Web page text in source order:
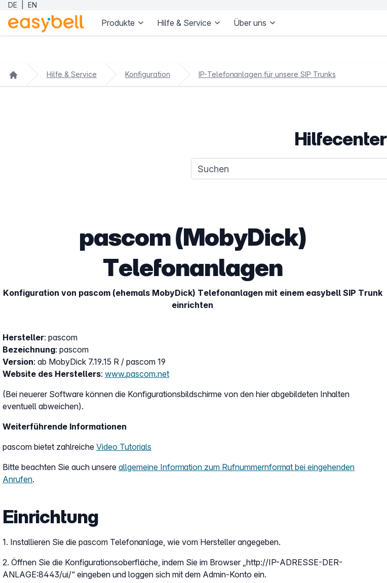
Zum Hauptinhalt springen
DE EN
Produkte Hilfe & Service Über uns
Hilfe & Service Konfiguration IP-Telefonanlagen für unsere SIP Trunks
Hilfecenter
Suchanfrage
pascom (MobyDick)
Telefonanlagen
Konfiguration von pascom (ehemals MobyDick) Telefonanlagen mit einem easybell SIP Trunk
einrichten
Hersteller: pascom
Bezeichnung: pascom
Version: ab MobyDick 7.19.15 R / pascom 19
Website des Herstellers: www.pascom.net
(Bei neuerer Software können die Konfigurationsbildschirme von den hier abgebildeten Inhalten
eventuell abweichen).
Weiterführende Informationen
pascom bietet zahlreiche Video Tutorials
Bitte beachten Sie auch unsere allgemeine Information zum Rufnummernformat bei eingehenden
Anrufen.
Einrichtung
1. Installieren Sie die pascom Telefonanlage, wie vom Hersteller angegeben.
2. Öffnen Sie die Konfigurationsoberfläche, indem Sie im Browser „http://IP-ADRESSE-DER-
ANLAGE:8443/ui/“ eingeben und loggen sich mit dem Admin-Konto ein.